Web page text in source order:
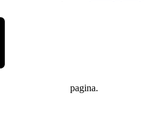
pagina.